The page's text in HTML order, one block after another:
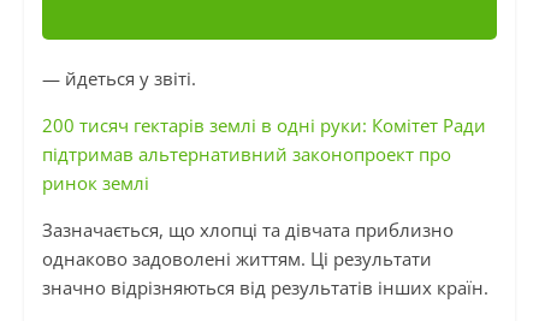
— йдеться у звіті.
200 тисяч гектарів землі в одні руки: Комітет Ради
підтримав альтернативний законопроект про
ринок землі
Зазначається, що хлопці та дівчата приблизно
однаково задоволені життям. Ці результати
значно відрізняються від результатів інших країн.